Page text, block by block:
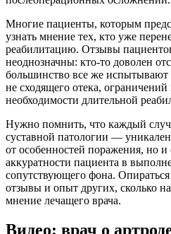
Многие пациенты, которым
узнать мнение тех, кто уже
реабилитацию. Отзывы
неоднозначны: кто-то доволен
большинство все же испытывают
не сходящего отека,
необходимости длительной
Нужно помнить, что каждый
суставной патологии —
от особенностей поражения, но и
аккуратности пациента в
сопутствующего фона.
отзывы и опыт других, сколько
мнение лечащего врача.
Видео: врач о